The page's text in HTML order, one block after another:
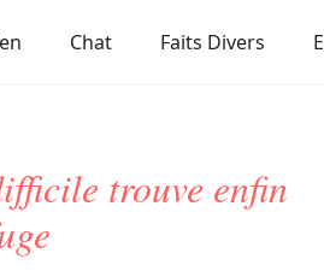
Chat Faits Divers
trouve enfin